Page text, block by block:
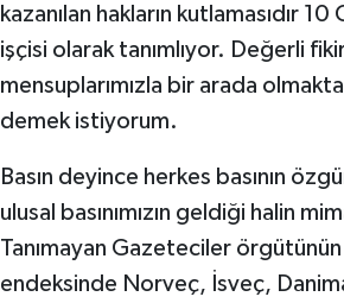
kazanılan hakların kutlamasıdır
işçisi olarak tanımlıyor. Değerli
mensuplarımızla bir arada
demek istiyorum.
Basın deyince herkes basının
ulusal basınımızın geldiği halin
Tanımayan Gazeteciler
endeksinde Norveç, İsveç,